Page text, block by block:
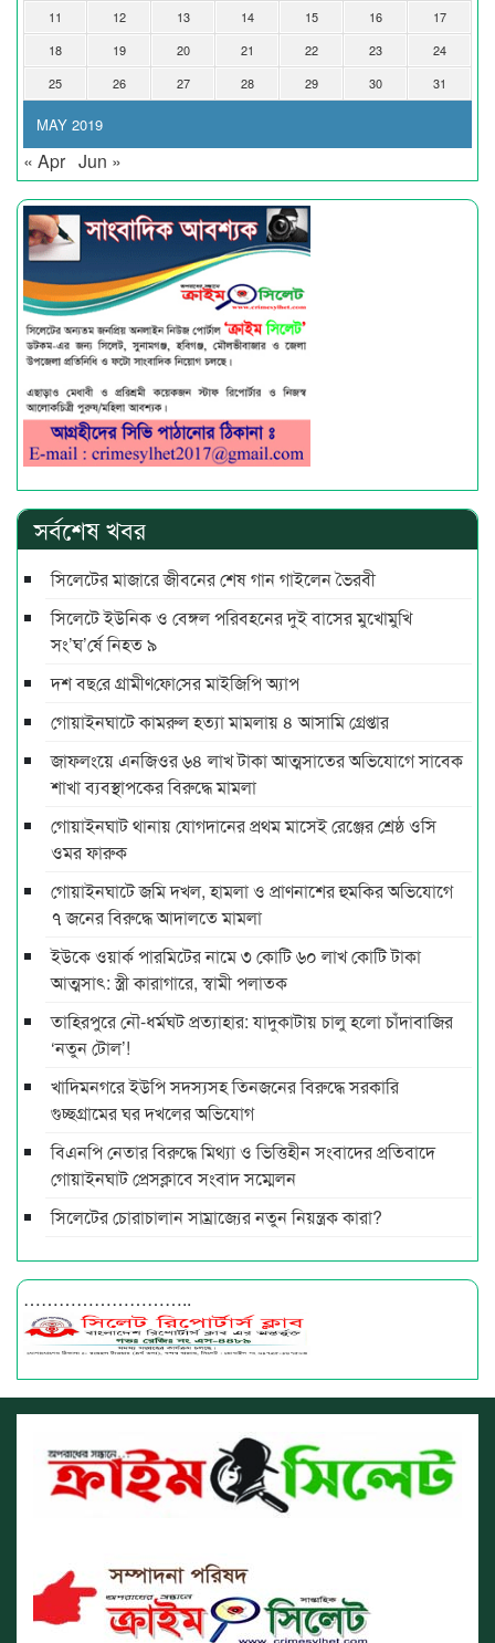
MAY 2019
11
12 13 14 15 16
17
18
19 20 21 22 23
24
25
26 27 28 29 30 31
« Apr Jun »
সর্বশেষ খবর
সিলেটের মাজারে জীবনের শেষ গান গাইলেন ভৈরবী
সিলেটে ইউনিক ও বেঙ্গল পরিবহনের দুই বাসের মুখোমুখি
সং’ঘ’র্ষে নিহত ৯
দশ বছ‌রে গ্রামীণ‌ফো‌সের মাইজিপি অ্যাপ
গোয়াইনঘাটে কামরুল হত্যা মামলায় ৪ আসামি গ্রেপ্তার
জাফলংয়ে এনজিওর ৬৪ লাখ টাকা আত্মসাতের অভিযোগে সাবেক
শাখা ব্যবস্থাপকের বিরুদ্ধে মামলা
গোয়াইনঘাট থানায় যোগদানের প্রথম মাসেই রেঞ্জের শ্রেষ্ঠ ওসি
ওমর ফারুক
গোয়াইনঘাটে জমি দখল, হামলা ও প্রাণনাশের হুমকির অভিযোগে
৭ জনের বিরুদ্ধে আদালতে মামলা
ইউকে ওয়ার্ক পারমিটের নামে ৩ কোটি ৬০ লাখ কোটি টাকা
আত্মসাৎ: স্ত্রী কারাগারে, স্বামী পলাতক
তাহিরপুরে নৌ-ধর্মঘট প্রত্যাহার: যাদুকাটায় চালু হলো চাঁদাবাজির
‘নতুন টোল’!
খাদিমনগরে ইউপি সদস্যসহ তিনজনের বিরুদ্ধে সরকারি
গুচ্ছগ্রামের ঘর দখলের অভিযোগ
বিএনপি নেতার বিরুদ্ধে মিথ্যা ও ভিত্তিহীন সংবাদের প্রতিবাদে
গোয়াইনঘাট প্রেসক্লাবে সংবাদ সম্মেলন
সিলেটের চোরাচালান সাম্রাজ্যের নতুন নিয়ন্ত্রক কারা?
………………………..